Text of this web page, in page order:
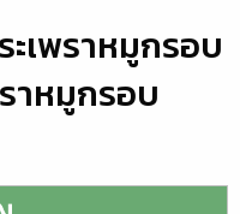
ะเพราหมูกรอบ
าหมูกรอบ